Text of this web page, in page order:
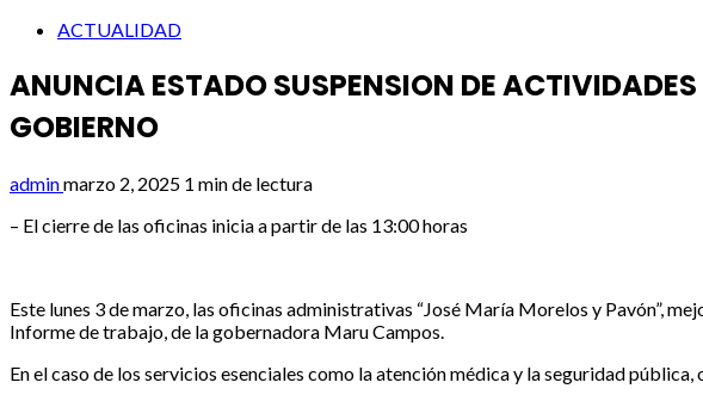
ACTUALIDAD
ANUNCIA ESTADO SUSPENSION DE ACTIVIDADES
GOBIERNO
adminmarzo 2, 2025 1 min de lectura
– El cierre de las oficinas inicia a partir de las 13:00 horas
Este lunes 3 de marzo, las oficinas administrativas “José María Morelos y Pavón”,
Informe de trabajo, de la gobernadora Maru Campos.
En el caso de los servicios esenciales como la atención médica y la seguridad pública,